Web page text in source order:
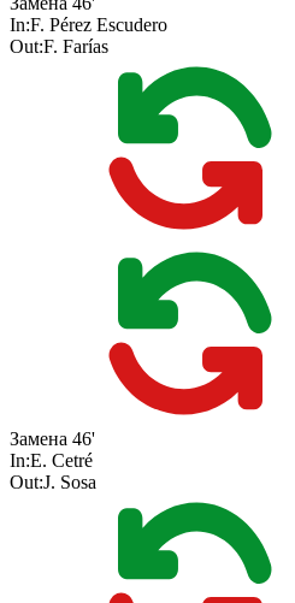
In:F. Pérez Escudero
Out:F. Farías
Замена 46'
In:E. Cetré
Out:J. Sosa